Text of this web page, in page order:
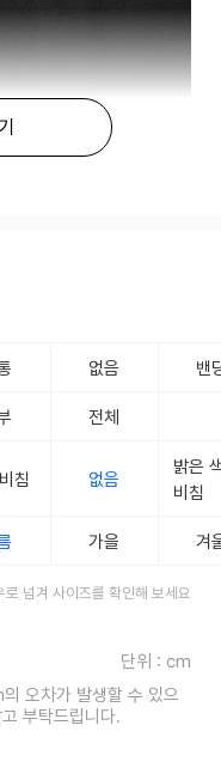
없음 밴
전체
침 없음
밝은
비침
가을 겨
로 넘겨 사이즈를 확인해 보세요
단위 : cm
오차가 발생할 수 있으
부탁드립니다.